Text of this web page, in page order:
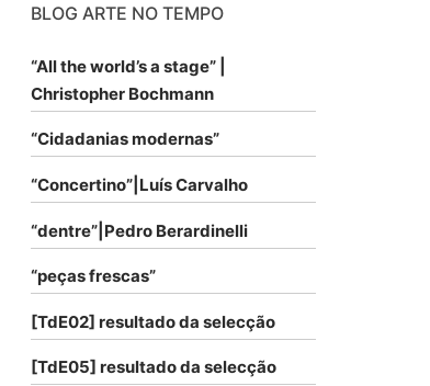
BLOG ARTE NO TEMPO
“All the world’s a stage” |
Christopher Bochmann
“Cidadanias modernas”
“Concertino”|Luís Carvalho
“dentre”|Pedro Berardinelli
“peças frescas”
[TdE02] resultado da selecção
[TdE05] resultado da selecção